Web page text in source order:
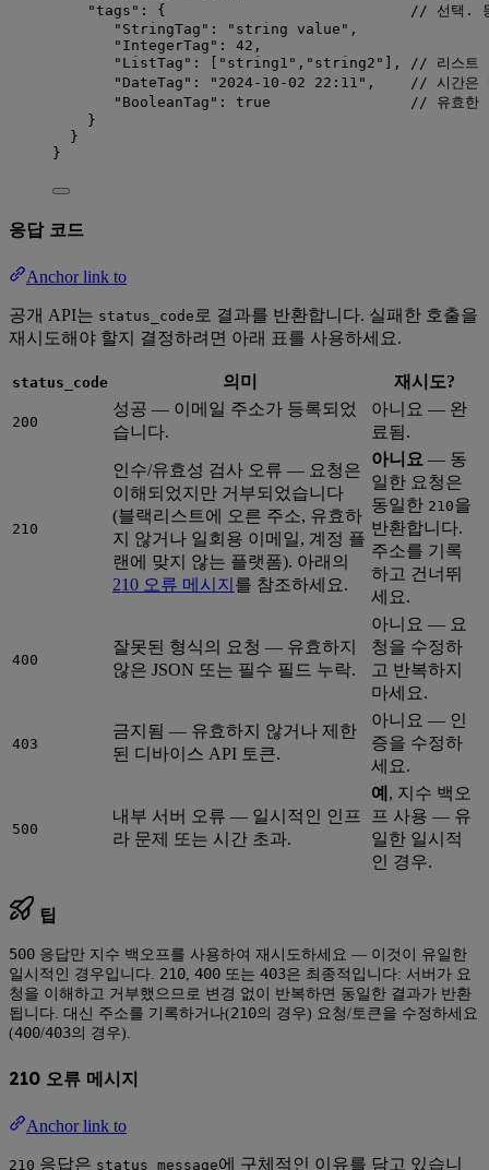
"tags" : {
// 선택.
"StringTag" : " string value " ,
"IntegerTag" : 42 ,
"ListTag" : [ " string1 " , " string2 " ],
// 리스트
"DateTag" : " 2024-10-02 22:11 " ,
// 시간은
"BooleanTag" : true
// 유효
}
}
}
응답 코드
Anchor link to
공개 API는 status_code 로 결과를 반환합니다. 실패한 호출을
재시도해야 할지 결정하려면 아래 표를 사용하세요.
status_code 의미 재시도?
200
성공 — 이메일 주소가 등록되었
습니다.
아니요 — 완
료됨.
210
인수/유효성 검사 오류 — 요청은
이해되었지만 거부되었습니다
(블랙리스트에 오른 주소, 유효하
지 않거나 일회용 이메일, 계정 플
랜에 맞지 않는 플랫폼). 아래의
210 오류 메시지 를 참조하세요.
아니요 — 동
일한 요청은
동일한 210을
반환합니다.
주소를 기록
하고 건너뛰
세요.
400
잘못된 형식의 요청 — 유효하지
않은 JSON 또는 필수 필드 누락.
아니요 — 요
청을 수정하
고 반복하지
마세요.
403
금지됨 — 유효하지 않거나 제한
된 디바이스 API 토큰.
아니요 — 인
증을 수정하
세요.
500
내부 서버 오류 — 일시적인 인프
라 문제 또는 시간 초과.
예 , 지수 백오
프 사용 — 유
일한 일시적
인 경우.
팁
500 응답만 지수 백오프를 사용하여 재시도하세요 — 이것이 유일한
일시적인 경우입니다. 210, 400 또는 403은 최종적입니다: 서버가 요
청을 이해하고 거부했으므로 변경 없이 반복하면 동일한 결과가 반환
됩니다. 대신 주소를 기록하거나(210의 경우) 요청/토큰을 수정하세요
(400/403의 경우).
210 오류 메시지
Anchor link to
210 응답은 status_message에 구체적인 이유를 담고 있습니